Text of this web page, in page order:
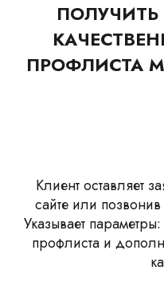
ПРОФЛИСТА
Клиент оставляет
сайте или
Указывает
профлиста и